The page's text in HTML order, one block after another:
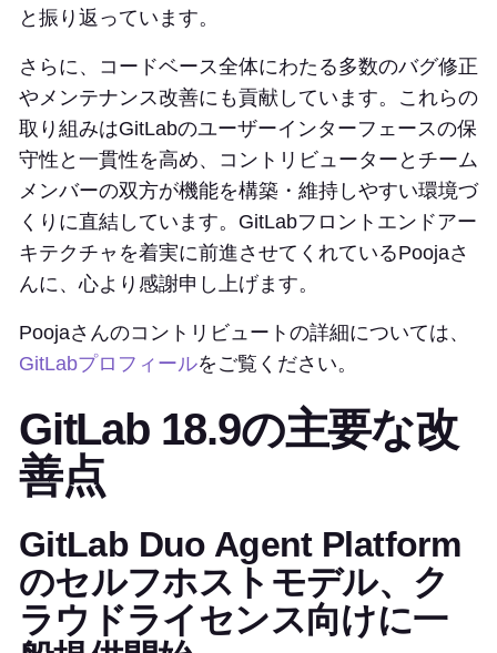
と振り返っています。
さらに、コードベース全体にわたる多数のバグ修正
やメンテナンス改善にも貢献しています。これらの
取り組みはGitLabのユーザーインターフェースの保
守性と一貫性を高め、コントリビューターとチーム
メンバーの双方が機能を構築・維持しやすい環境づ
くりに直結しています。GitLabフロントエンドアー
キテクチャを着実に前進させてくれているPoojaさ
んに、心より感謝申し上げます。
Poojaさんのコントリビュートの詳細については、
GitLabプロフィールをご覧ください。
GitLab 18.9の主要な改
善点
GitLab Duo Agent Platform
のセルフホストモデル、ク
ラウドライセンス向けに一